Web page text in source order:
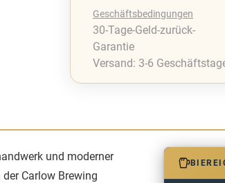
Geschäftsbedingungen
30-Tage-Geld-zurück-
Garantie
Versand: 3-6
und moderner
Carlow Brewing